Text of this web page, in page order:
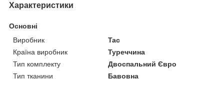
Характеристики
Основні
Виробник
Tac
Країна виробник
Туреччина
Тип комплекту
Двоспальний Євро
Тип тканини
Бавовна